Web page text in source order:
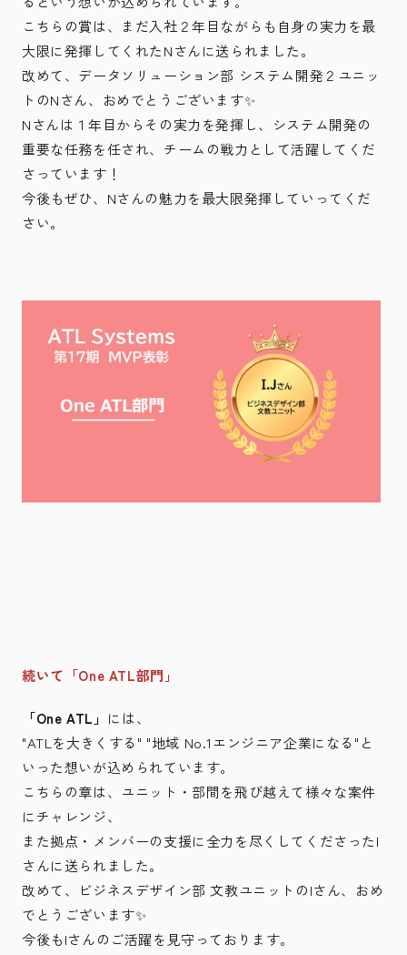
こちらの賞は、まだ入社２年目ながらも自身の実力を最
大限に発揮してくれたNさんに送られました。
改めて、データソリューション部 システム開発２ユニッ
トのNさん、おめでとうございます✨
Nさんは１年目からその実力を発揮し、システム開発の
重要な任務を任され、チームの戦力として活躍してくだ
さっています！
今後もぜひ、Nさんの魅力を最大限発揮していってくだ
さい。
続いて「One ATL部門」
「One ATL」 には、
"ATLを大きくする" "地域 No.1エンジニア企業になる"と
いった想いが込められています。
こちらの章は、ユニット・部間を飛び越えて様々な案件
にチャレンジ、
また拠点・メンバーの支援に全力を尽くしてくださったI
さんに送られました。
改めて、ビジネスデザイン部 文教ユニットのIさん、おめ
でとうございます✨
今後もIさんのご活躍を見守っております。